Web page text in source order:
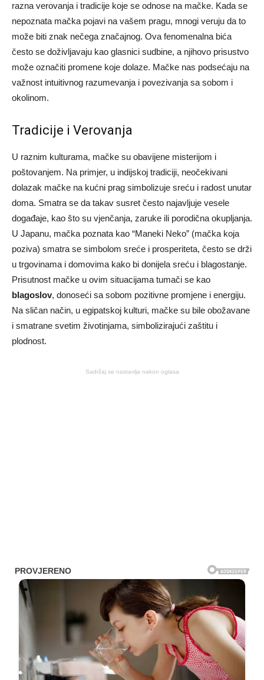
razna verovanja i tradicije koje se odnose na mačke. Kada se
nepoznata mačka pojavi na vašem pragu, mnogi veruju da to
može biti znak nečega značajnog. Ova fenomenalna bića
često se doživljavaju kao glasnici sudbine, a njihovo prisustvo
može označiti promene koje dolaze. Mačke nas podsećaju na
važnost intuitivnog razumevanja i povezivanja sa sobom i
okolinom.
Tradicije i Verovanja
U raznim kulturama, mačke su obavijene misterijom i
poštovanjem. Na primjer, u indijskoj tradiciji, neočekivani
dolazak mačke na kućni prag simbolizuje sreću i radost unutar
doma. Smatra se da takav susret često najavljuje vesele
događaje, kao što su vjenčanja, zaruke ili porodična okupljanja.
U Japanu, mačka poznata kao “Maneki Neko” (mačka koja
poziva) smatra se simbolom sreće i prosperiteta, često se drži
u trgovinama i domovima kako bi donijela sreću i blagostanje.
Prisutnost mačke u ovim situacijama tumači se kao
blagoslov, donoseći sa sobom pozitivne promjene i energiju.
Na sličan način, u egipatskoj kulturi, mačke su bile obožavane
i smatrane svetim životinjama, simbolizirajući zaštitu i
plodnost.
Sadržaj se nastavlja nakon oglasa